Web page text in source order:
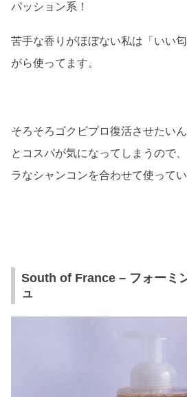
パッション系！
苦手な香りがほぼない私は「いい
がら使ってます。
そろそろゴクビプロ復活させたい
とコスパが気になってしまうので
ラなシャンコンを合わせて使って
South of France – フォーミ
ュ